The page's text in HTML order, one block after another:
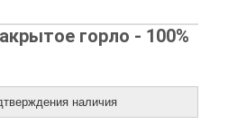
горло - 100%
наличия